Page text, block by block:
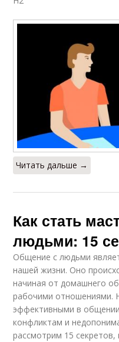
Читать дальше →
Как стать
людьми: 15
Общение с людьми
нашей жизни. Оно
начиная от домашнего
рабочими отношениями.
эффективными в
конфликтам и
рассмотрим 15